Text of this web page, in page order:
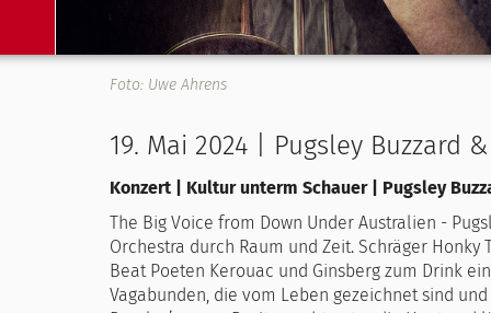
Foto: Uwe Ahrens
19. Mai 2024 | Pugsley Buzzard
Konzert | Kultur unterm Schauer | Pugsley
The Big Voice from Down Under Australien -
Orchestra durch Raum und Zeit. Schräger
Beat Poeten Kerouac und Ginsberg zum Drink
Vagabunden, die vom Leben gezeichnet sind